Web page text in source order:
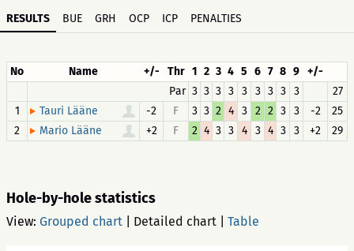
RESULTS BUE GRH OCP ICP PENALTIES
No Name +/- Thr 1 2 3 4 5 6 7 8 9 +/-
Par 3 3 3 3 3 3 3 3 3
27
1
Tauri Lääne -2 F 3 3 2 4 3 2 2 3 3 -2
25
2
Mario Lääne +2 F 2 4 3 3 4 3 4 3 3 +2 29
Hole-by-hole statistics
View: Grouped chart Detailed chart Table